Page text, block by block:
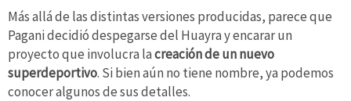
Más allá de las distintas versiones producidas, parece que
Pagani decidió despegarse del Huayra y encarar un
proyecto que involucra lacreación de un nuevo
superdeportivo. Si bien aún no tiene nombre, ya podemos
conocer algunos de sus detalles.